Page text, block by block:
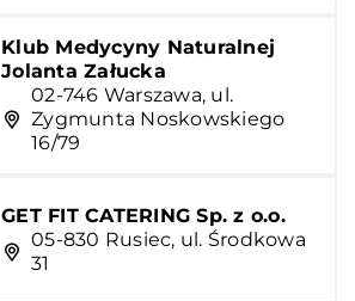
Klub Medycyny Naturalnej
Jolanta Załucka
02-746 Warszawa, ul.
Zygmunta Noskowskiego
16/79
GET FIT CATERING Sp. z o.o.
05-830 Rusiec, ul. Środkowa
31